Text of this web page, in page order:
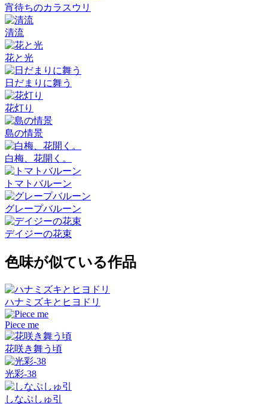
宵待ちのカラスウリ
清流
花と光
日だまりに舞う
花灯り
島の情景
白梅、花開く。
トマトバルーン
グレープバルーン
デイジーの花束
色味が似ている作品
ハナミズキとヒヨドリ
Piece me
花咲き舞う頃
光彩-38
しなぷしゅ引